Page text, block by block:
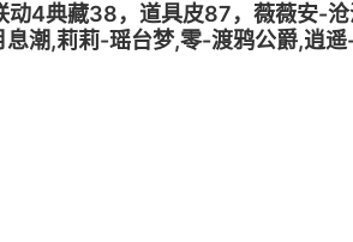
动4典藏38，道具皮87，薇薇安-
潮,莉莉-瑶台梦,零-渡鸦公爵,逍